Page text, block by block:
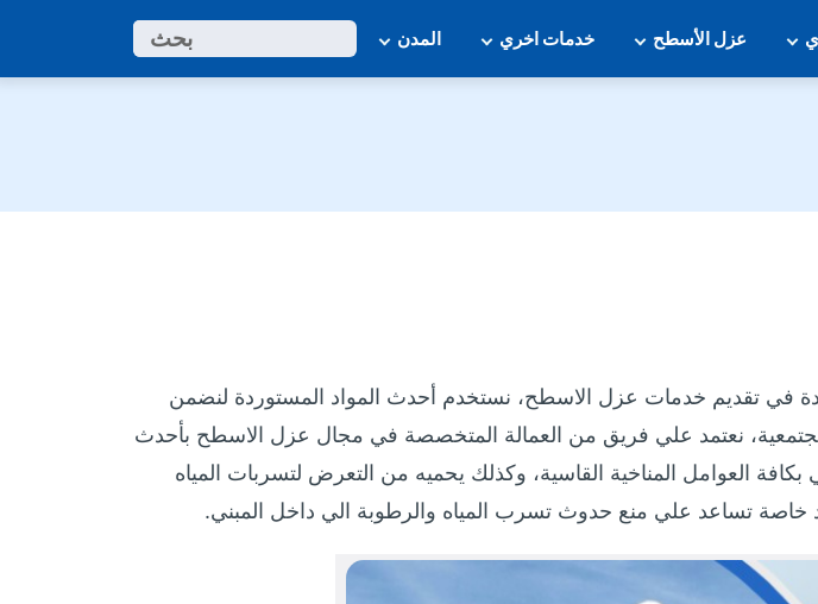
عزل الأسطح خدمات اخري المدن بحث
في تقديم خدمات عزل الاسطح، نستخدم أحدث المواد المستوردة لنضمن
نعتمد علي فريق من العمالة المتخصصة في مجال عزل الاسطح بأحدث
العوامل المناخية القاسية، وكذلك يحميه من التعرض لتسربات المياه
خاصة تساعد علي منع حدوث تسرب المياه والرطوبة الي داخل المبني.